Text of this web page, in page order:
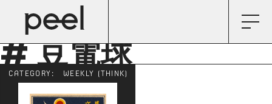
# 豆電球
CATEGORY: WEEKLY (THINK)